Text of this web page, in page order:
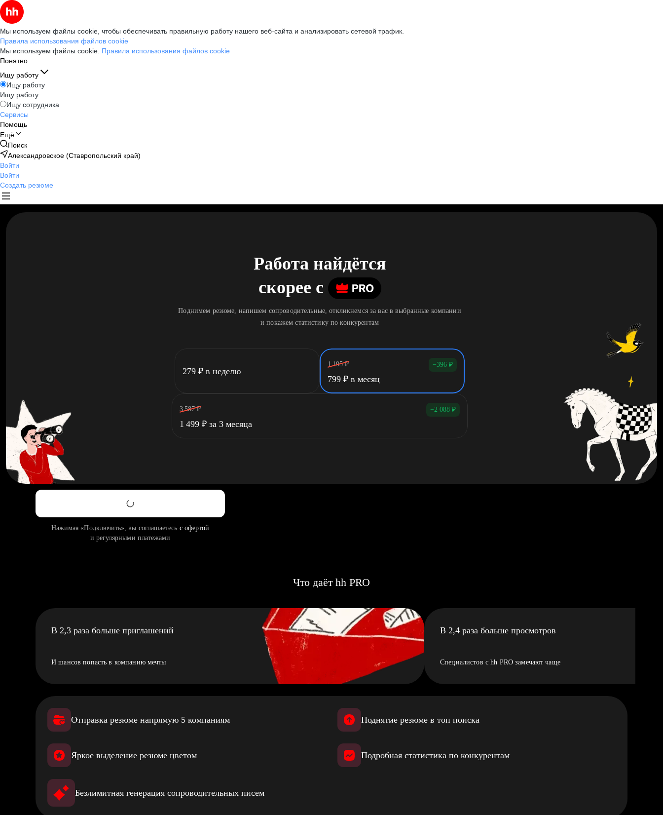
Мы используем файлы cookie, чтобы обеспечивать правильную работу нашего веб-сайта и анализировать сетевой трафик.
Правила использования файлов cookie
Мы используем файлы cookie. Правила использования файлов cookie
Понятно
Ищу работу
Ищу работу
Ищу работу
Ищу сотрудника
Сервисы
Помощь
Ещё
Поиск
Александровское (Ставропольский край)
Войти
Войти
Создать резюме
Работа найдётся
скорее c
Поднимем резюме, напишем сопроводительные, откликнемся за вас в выбранные компании
и покажем статистику по конкурентам
279 ₽ в неделю
1 195 ₽ −396 ₽
799 ₽ в месяц
3 587 ₽ −2 088 ₽
1 499 ₽ за 3 месяца
Нажимая «Подключить», вы соглашаетесь с офертой
и регулярными платежами
Что даёт hh PRO
В 2,3 раза больше приглашений
И шансов попасть в компанию мечты
В 2,4 раза больше просмотров
Специалистов с hh PRO замечают чаще
Отправка резюме напрямую 5 компаниям Поднятие резюме в топ поиска
Яркое выделение резюме цветом Подробная статистика по конкурентам
Безлимитная генерация сопроводительных писем